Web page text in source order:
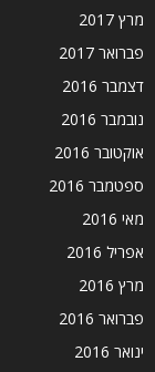
מרץ 2017
פברואר 2017
דצמבר 2016
נובמבר 2016
אוקטובר 2016
ספטמבר 2016
מאי 2016
אפריל 2016
מרץ 2016
פברואר 2016
ינואר 2016